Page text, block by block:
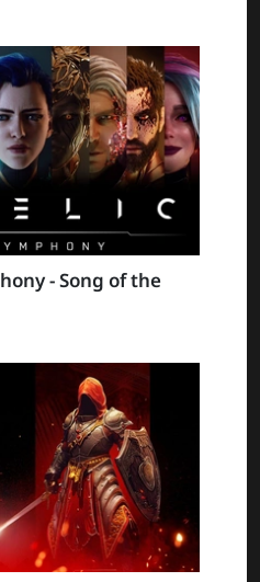
- Song of the